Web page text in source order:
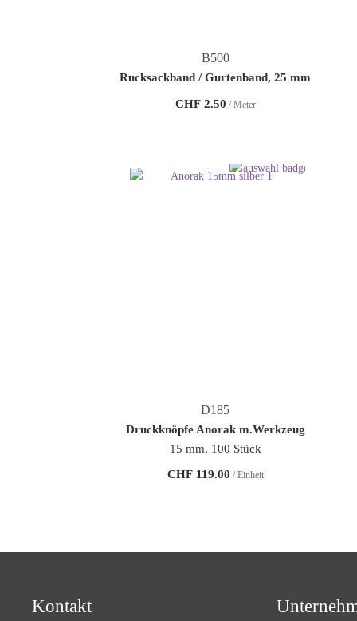
B500
Rucksackband / Gurtenband, 25 mm
CHF2.50 / Meter
D185
Druckknöpfe Anorak m.Werkzeug
15 mm, 100 Stück
CHF119.00 / Einheit
Kontakt